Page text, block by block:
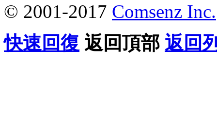
© 2001-2017 Comsenz Inc.
快速回復 返回頂部 返回